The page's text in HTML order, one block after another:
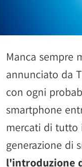
Manca sempre
annunciato da
con ogni
smartphone
mercati di tutto
generazione di
l'introduzione